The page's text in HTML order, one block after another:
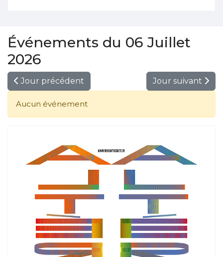
Événements du 06 Juillet
2026
Jour précédent Jour suivant
Aucun événement